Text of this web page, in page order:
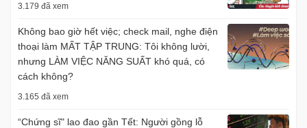
3.179 đã xem
Không bao giờ hết việc; check mail, nghe điện
thoại làm MẤT TẬP TRUNG: Tôi không lười,
nhưng LÀM VIỆC NĂNG SUẤT khó quá, có
cách không?
3.165 đã xem
“Chứng sĩ" lao đao gần Tết: Người gồng lỗ